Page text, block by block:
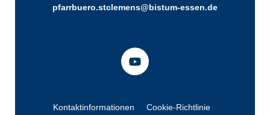
pfarrbuero.stclemens@bistum-essen.de
Kontaktinformationen
Cookie-Richtlinie